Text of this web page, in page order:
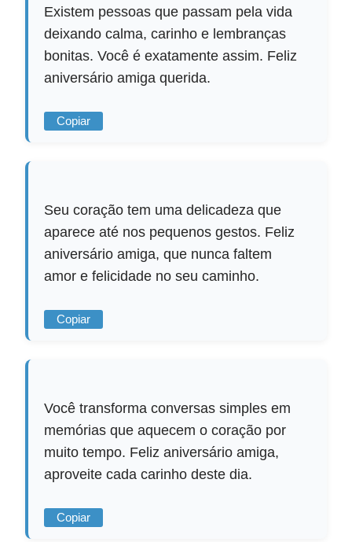
Existem pessoas que passam pela vida
deixando calma, carinho e lembranças
bonitas. Você é exatamente assim. Feliz
aniversário amiga querida.
Copiar
Seu coração tem uma delicadeza que
aparece até nos pequenos gestos. Feliz
aniversário amiga, que nunca faltem
amor e felicidade no seu caminho.
Copiar
Você transforma conversas simples em
memórias que aquecem o coração por
muito tempo. Feliz aniversário amiga,
aproveite cada carinho deste dia.
Copiar